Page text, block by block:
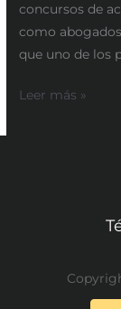
concursos de
como
que uno de los
Leer más »